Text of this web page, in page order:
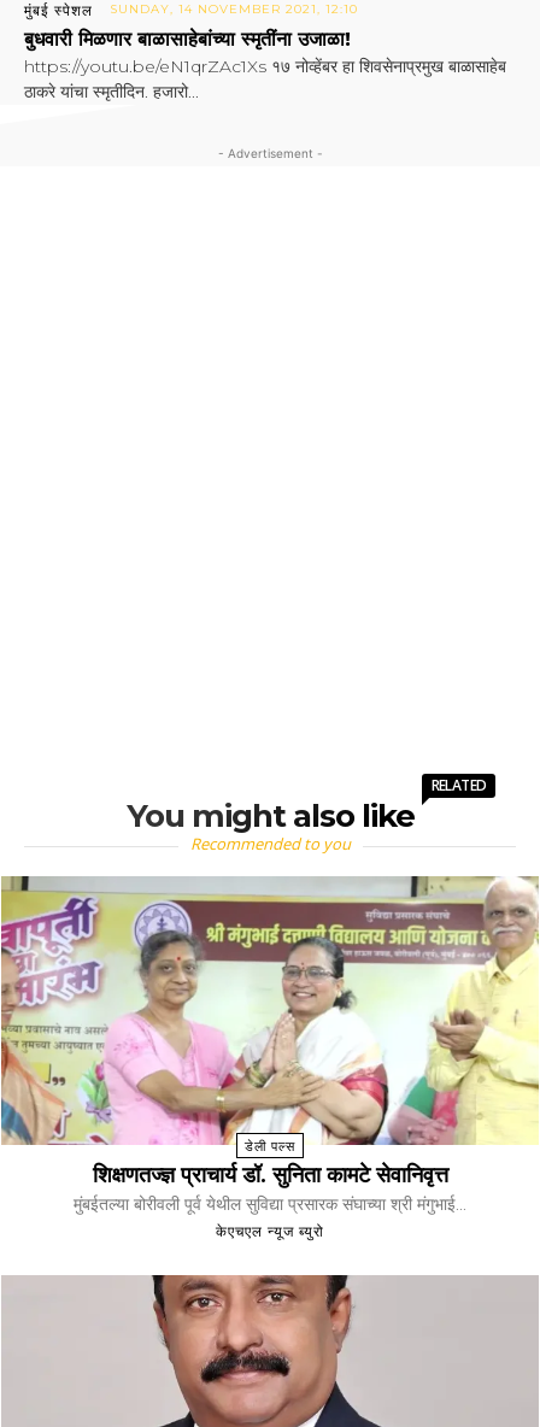
मुंबई स्पेशल SUNDAY, 14 NOVEMBER 2021, 12:10
बुधवारी मिळणार बाळासाहेबांच्या स्मृतींना उजाळा!
https://youtu.be/eN1qrZAc1Xs १७ नोव्हेंबर हा शिवसेनाप्रमुख बाळासाहेब
ठाकरे यांचा स्मृतीदिन. हजारो...
- Advertisement -
You might also like
RELATED
Recommended to you
डेली पल्स
शिक्षणतज्ज्ञ प्राचार्य डॉ. सुनिता कामटे सेवानिवृत्त
मुंबईतल्या बोरीवली पूर्व येथील सुविद्या प्रसारक संघाच्या श्री मंगुभाई...
केएचएल न्यूज ब्युरो